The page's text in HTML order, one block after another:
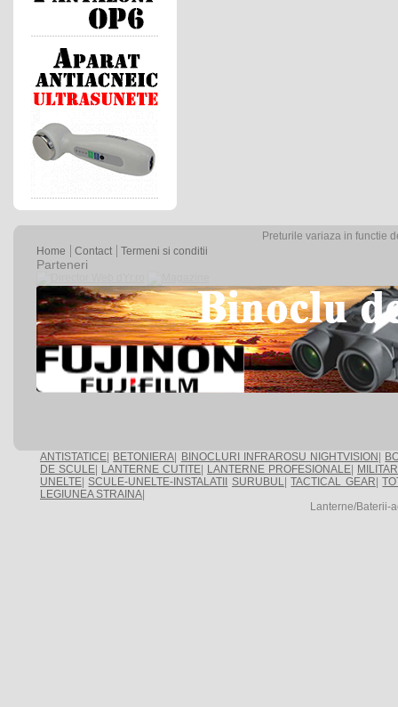
Preturile variaza in functie
Home
Contact Termeni si conditii
Parteneri
ANTISTATICE BETONIERA BINOCLURI INFRAROSU NIGHTVISION
DE SCULE
LANTERNE CUTITE LANTERNE PROFESIONALE
UNELTE SCULE-UNELTE-INSTALATII SURUBUL|TACTICAL GEAR |
LEGIUNEA STRAINA
Lanterne/Baterii-